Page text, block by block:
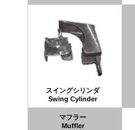
スイングシリンダ
Swing Cylinder
マフラー
Muffler